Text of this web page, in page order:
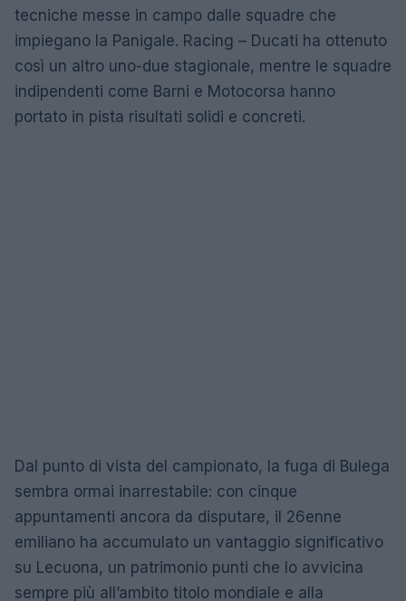
tecniche messe in campo dalle squadre che
impiegano la Panigale. Racing – Ducati ha ottenuto
così un altro uno-due stagionale, mentre le squadre
indipendenti come Barni e Motocorsa hanno
portato in pista risultati solidi e concreti.
Dal punto di vista del campionato, la fuga di Bulega
sembra ormai inarrestabile: con cinque
appuntamenti ancora da disputare, il 26enne
emiliano ha accumulato un vantaggio significativo
su Lecuona, un patrimonio punti che lo avvicina
sempre più all’ambito titolo mondiale e alla